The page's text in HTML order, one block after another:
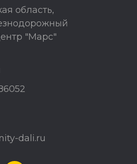
область,
"Марс"
dali.ru